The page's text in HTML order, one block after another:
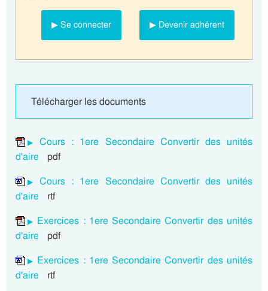
▶ Se connecter ▶ Devenir adhérent
Télécharger les documents
Cours : 1ere Secondaire Convertir des unités
d'aire pdf
Cours : 1ere Secondaire Convertir des unités
d'aire rtf
Exercices : 1ere Secondaire Convertir des unités
d'aire pdf
Exercices : 1ere Secondaire Convertir des unités
d'aire rtf